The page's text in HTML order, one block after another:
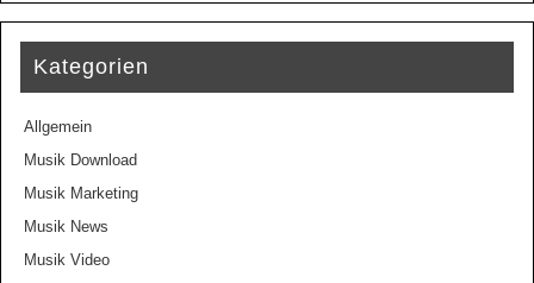
Kategorien
Allgemein
Musik Download
Musik Marketing
Musik News
Musik Video